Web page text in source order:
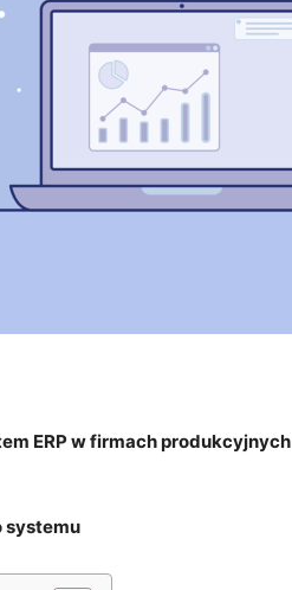
ERP w firmach produkcyjnych
systemu